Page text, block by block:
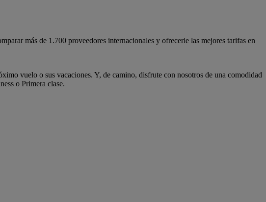
más de 1.700 proveedores internacionales y ofrecerle las mejores tarifas en
vuelo o sus vacaciones. Y, de camino, disfrute con nosotros de una comodidad
o Primera clase.